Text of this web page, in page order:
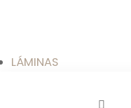
LÁMINAS